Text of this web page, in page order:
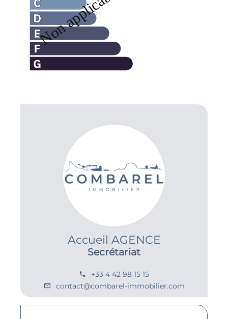
Accueil AGENCE
Secrétariat
+33 4 42 98 15 15
contact@combarel-immobilier.com